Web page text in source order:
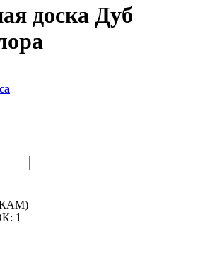
доска Дуб
1